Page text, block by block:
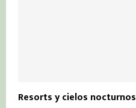
Resorts y cielos nocturnos